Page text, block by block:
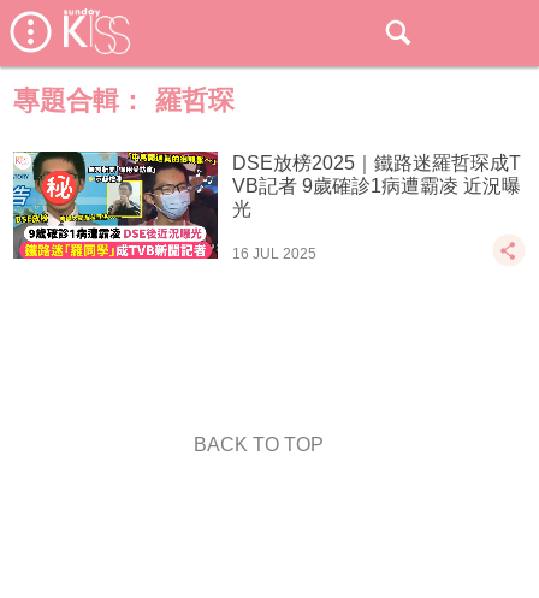
專題合輯： 羅哲琛
DSE放榜2025｜鐵路迷羅哲琛成T
VB記者 9歲確診1病遭霸凌 近況曝
光
16 JUL 2025
BACK TO TOP